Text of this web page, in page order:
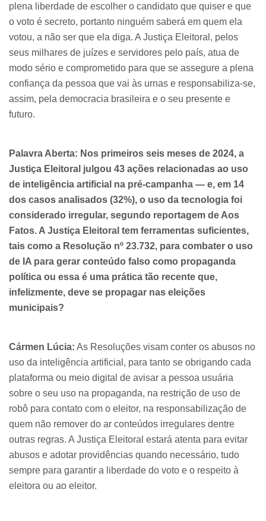
plena liberdade de escolher o candidato que quiser e que
o voto é secreto, portanto ninguém saberá em quem ela
votou, a não ser que ela diga. A Justiça Eleitoral, pelos
seus milhares de juízes e servidores pelo país, atua de
modo sério e comprometido para que se assegure a plena
confiança da pessoa que vai às urnas e responsabiliza-se,
assim, pela democracia brasileira e o seu presente e
futuro.
Palavra Aberta: Nos primeiros seis meses de 2024, a
Justiça Eleitoral julgou 43 ações relacionadas ao uso
de inteligência artificial na pré-campanha — e, em 14
dos casos analisados (32%), o uso da tecnologia foi
considerado irregular, segundo reportagem de Aos
Fatos. A Justiça Eleitoral tem ferramentas suficientes,
tais como a Resolução nº 23.732, para combater o uso
de IA para gerar conteúdo falso como propaganda
política ou essa é uma prática tão recente que,
infelizmente, deve se propagar nas eleições
municipais?
Cármen Lúcia: As Resoluções visam conter os abusos no
uso da inteligência artificial, para tanto se obrigando cada
plataforma ou meio digital de avisar a pessoa usuária
sobre o seu uso na propaganda, na restrição de uso de
robô para contato com o eleitor, na responsabilização de
quem não remover do ar conteúdos irregulares dentre
outras regras. A Justiça Eleitoral estará atenta para evitar
abusos e adotar providências quando necessário, tudo
sempre para garantir a liberdade do voto e o respeito à
eleitora ou ao eleitor.